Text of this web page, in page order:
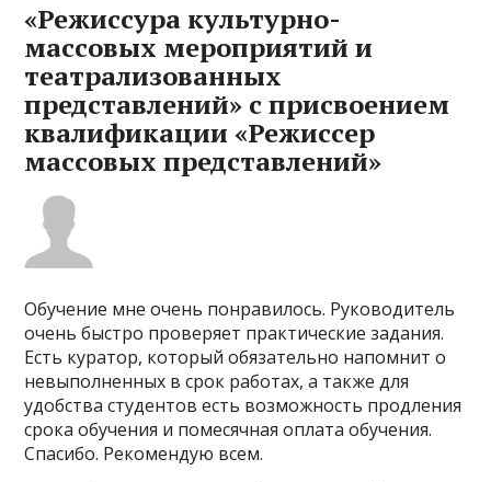
«Режиссура культурно-
массовых мероприятий и
театрализованных
представлений» с присвоением
квалификации «Режиссер
массовых представлений»
Обучение мне очень понравилось. Руководитель
очень быстро проверяет практические задания.
Есть куратор, который обязательно напомнит о
невыполненных в срок работах, а также для
удобства студентов есть возможность продления
срока обучения и помесячная оплата обучения.
Спасибо. Рекомендую всем.